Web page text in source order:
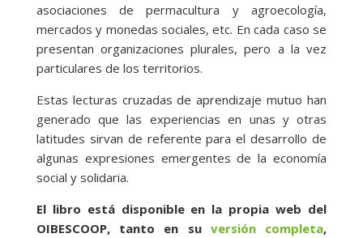
asociaciones de permacultura y agroecología,
mercados y monedas sociales, etc. En cada caso se
presentan organizaciones plurales, pero a la vez
particulares de los territorios.
Estas lecturas cruzadas de aprendizaje mutuo han
generado que las experiencias en unas y otras
latitudes sirvan de referente para el desarrollo de
algunas expresiones emergentes de la economía
social y solidaria.
El libro está disponible en la propia web del
OIBESCOOP, tanto en su versión completa,